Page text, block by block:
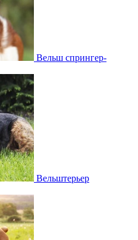
Вельш спрингер-
Вельштерьер